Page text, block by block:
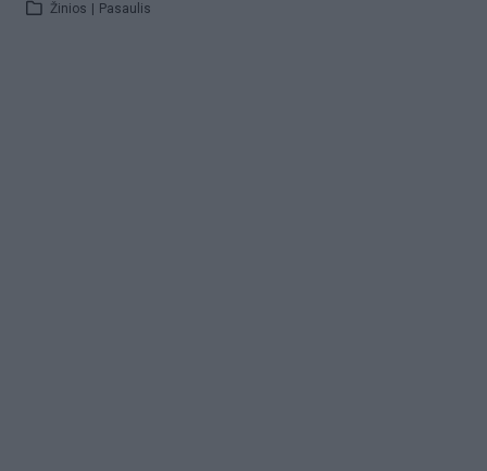
Žinios Pasaulis